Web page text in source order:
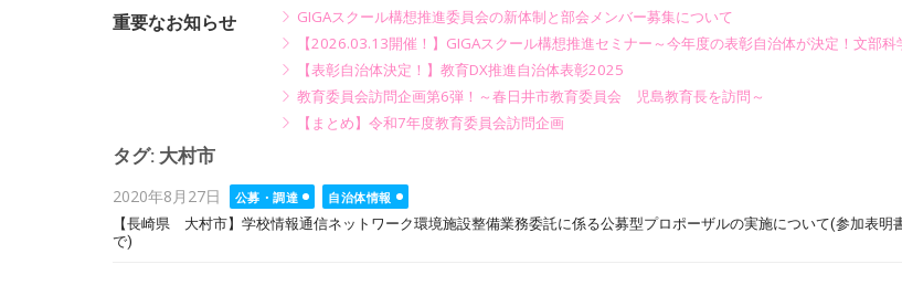
重要なお知らせ
GIGAスクール構想推進委員会の新体制と部会メンバー募集について
【2026.03.13開催！】GIGAスクール構想推進セミナー～今年度の表彰自治体が決定！文部科
【表彰自治体決定！】教育DX推進自治体表彰2025
教育委員会訪問企画第6弾！～春日井市教育委員会 児島教育長を訪問～
【まとめ】令和7年度教育委員会訪問企画
タグ: 大村市
Posted
on
2020年8月27日 公募・調達
自治体情報
【長崎県 大村市】学校情報通信ネットワーク環境施設整備業務委託に係る公募型プロポーザルの実施について(参加表明
で)